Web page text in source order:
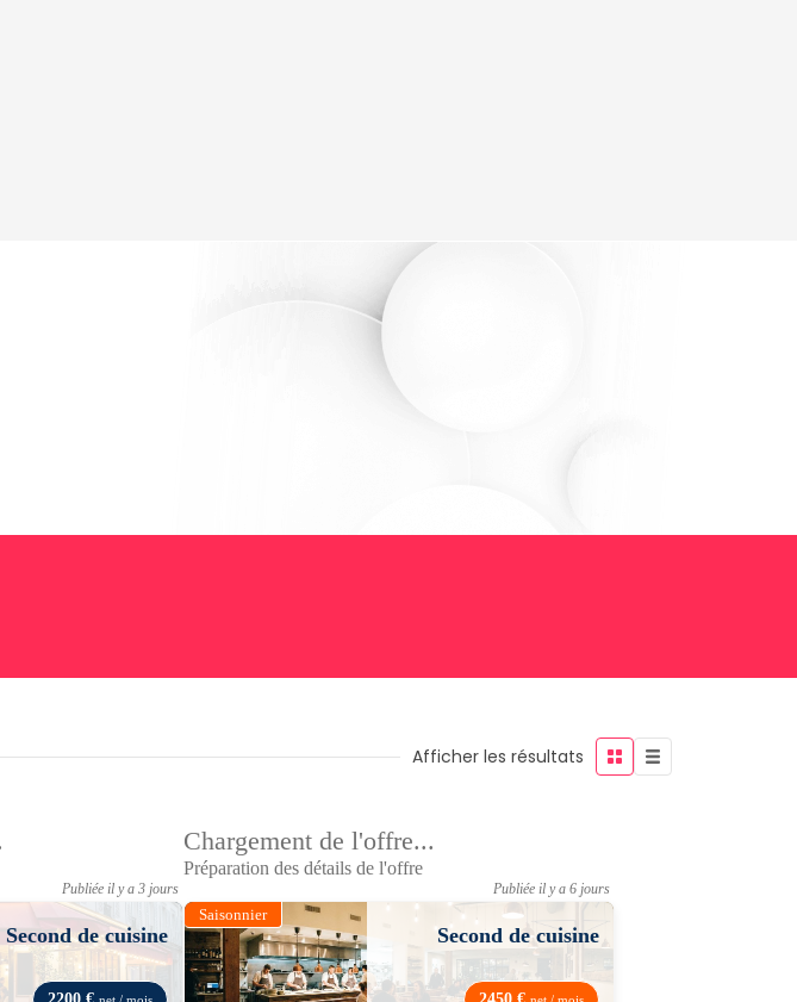
Afficher les résultats
Publiée il y a 3 jours
Second de cuisine
Chargement de l'offre...
Préparation des détails de l'offre
Publiée il y a 6 jours
Saisonnier
Second de cuisine